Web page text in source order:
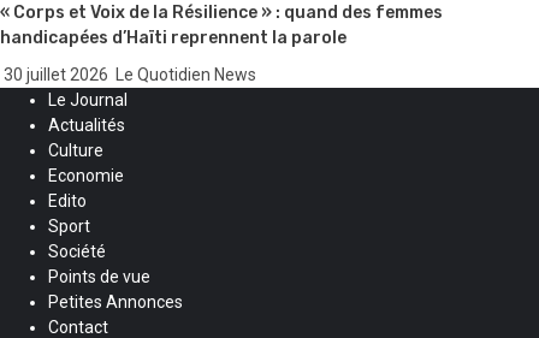
« Corps et Voix de la Résilience » : quand des femmes
handicapées d’Haïti reprennent la parole
30 juillet 2026
Le Quotidien News
Le Journal
Actualités
Culture
Economie
Edito
Sport
Société
Points de vue
Petites Annonces
Contact